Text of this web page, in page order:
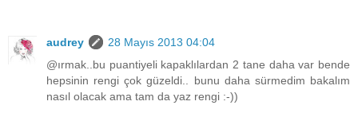
audrey
28 Mayıs 2013 04:04
@ırmak..bu puantiyeli kapaklılardan 2 tane daha var bende
hepsinin rengi çok güzeldi.. bunu daha sürmedim bakalım
nasıl olacak ama tam da yaz rengi :-))